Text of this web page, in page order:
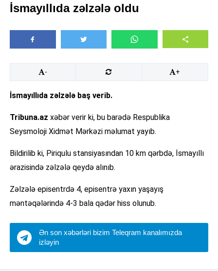
İsmayıllıda zəlzələ oldu
- +
İsmayıllıda zəlzələ baş verib.
Tribuna.az xəbər verir ki, bu barədə Respublika
Seysmoloji Xidmət Mərkəzi məlumat yayıb.
Bildirilib ki, Piriqulu stansiyasından 10 km qərbdə, İsmayıllı
ərazisində zəlzələ qeydə alınıb.
Zəlzələ episentrdə 4, episentrə yaxın yaşayış
məntəqələrində 4-3 bala qədər hiss olunub.
Ən son xəbərləri bizim Teleqram kanalımızda
izləyin